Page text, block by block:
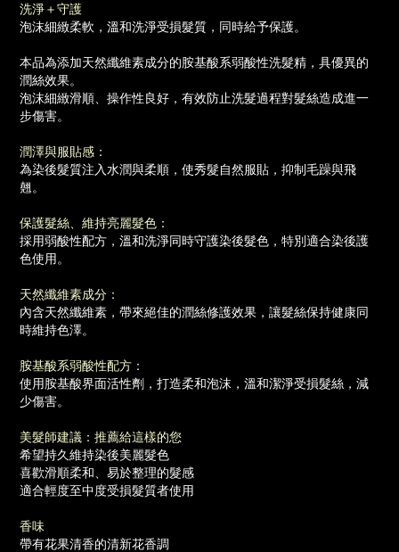
洗淨＋守護
泡沫細緻柔軟，溫和洗淨受損髮質，同時給予保護。
本品為添加天然纖維素成分的胺基酸系弱酸性洗髮精，具優異的
潤絲效果。
泡沫細緻滑順、操作性良好，有效防止洗髮過程對髮絲造成進一
步傷害。
潤澤與服貼感：
為染後髮質注入水潤與柔順，使秀髮自然服貼，抑制毛躁與飛
翹。
保護髮絲、維持亮麗髮色：
採用弱酸性配方，溫和洗淨同時守護染後髮色，特別適合染後護
色使用。
天然纖維素成分：
內含天然纖維素，帶來絕佳的潤絲修護效果，讓髮絲保持健康同
時維持色澤。
胺基酸系弱酸性配方：
使用胺基酸界面活性劑，打造柔和泡沫，溫和潔淨受損髮絲，減
少傷害。
美髮師建議：推薦給這樣的您
希望持久維持染後美麗髮色
喜歡滑順柔和、易於整理的髮感
適合輕度至中度受損髮質者使用
香味
帶有花果清香的清新花香調